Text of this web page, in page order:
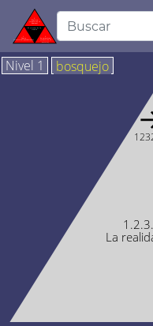
Nivel 1 bosquejo
La